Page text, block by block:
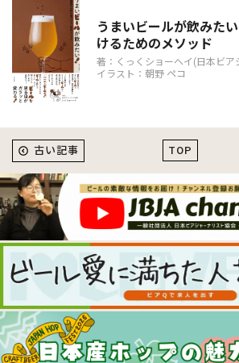
うまいビールが飲みた
けるためのメソッド
著：くっくショーヘイ(日本ビア
イラスト：朝野 ペコ
TOP
古い記事